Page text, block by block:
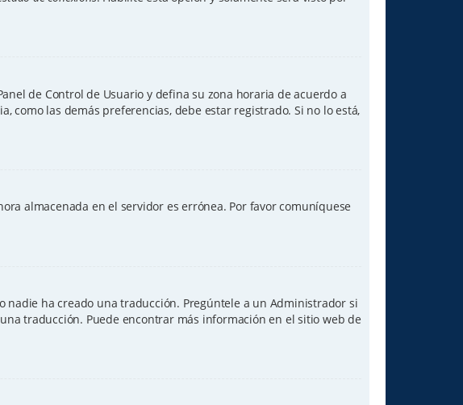
de Control de Usuario y defina su zona horaria de acuerdo a
como las demás preferencias, debe estar registrado. Si no lo está,
almacenada en el servidor es errónea. Por favor comuníquese
ha creado una traducción. Pregúntele a un Administrador si
traducción. Puede encontrar más información en el sitio web de